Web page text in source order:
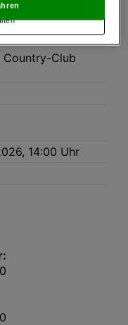
Country-Club
14:00 Uhr
Es besteht insbesondere
Behörden zu Kontroll- und
keine wirksamen
Sie in die Verwendung
verwalten und
Einstellungen“, die sich auf
zur Identifikation
auf einem
von Werbeleistung
sowie Entwicklung